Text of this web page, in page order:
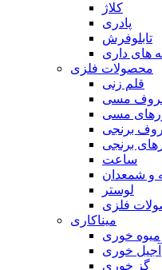
کلاژ
پادری
تابلوفرش
های داری
محصولات فلزی
قلم زنی
مسی
مسی
برنجی
برنجی
ساعت
و شمعدان
لوستر
فلزی
میناکاری
میوه خوری
آجیل خوری
گز خوری